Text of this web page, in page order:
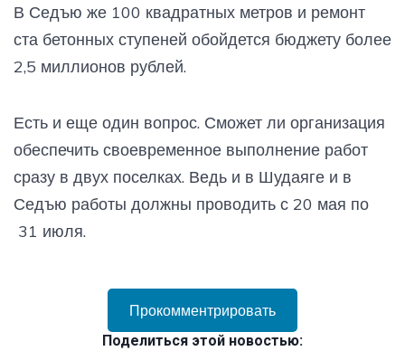
В Седъю же 100 квадратных метров и ремонт
ста бетонных ступеней обойдется бюджету более
2,5 миллионов рублей.
Есть и еще один вопрос. Сможет ли организация
обеспечить своевременное выполнение работ
сразу в двух поселках. Ведь и в Шудаяге и в
Седъю работы должны проводить с 20 мая по
31 июля.
Прокомментрировать
Поделиться этой новостью: